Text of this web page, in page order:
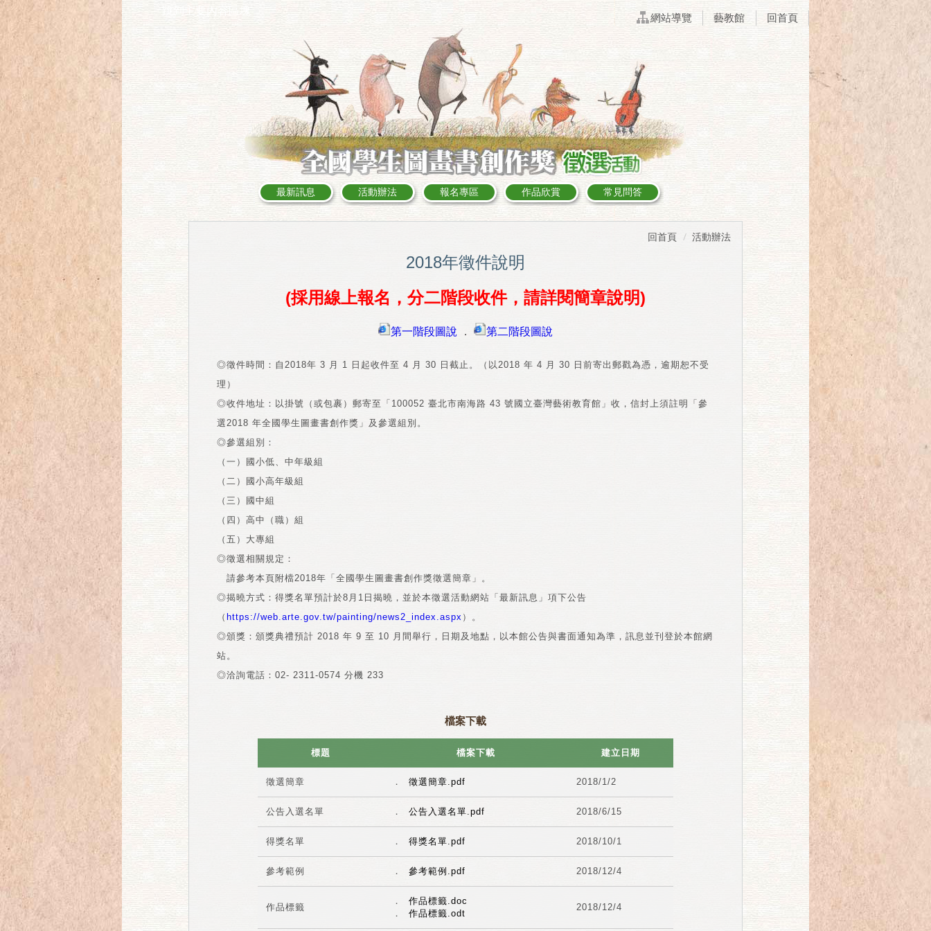
跳到主要內容區塊 網站導覽 藝教館 回首頁
::: 最新訊息 活動辦法 報名專區 作品欣賞 常見問答
回首頁 活動辦法
2018年徵件說明
(採用線上報名，分二階段收件，請詳閱簡章說明)
第一階段圖說 ． 第二階段圖說
◎徵件時間：自2018年 3 月 1 日起收件至 4 月 30 日截止。（以2018 年 4 月 30 日前寄出郵戳為憑，逾期恕不受
理）
◎收件地址：以掛號（或包裹）郵寄至「100052 臺北市南海路 43 號國立臺灣藝術教育館」收，信封上須註明「參
選2018 年全國學生圖畫書創作獎」及參選組別。
◎參選組別：
（一）國小低、中年級組
（二）國小高年級組
（三）國中組
（四）高中（職）組
（五）大專組
◎徵選相關規定：
請參考本頁附檔2018年「全國學生圖畫書創作獎徵選簡章」。
◎揭曉方式：得獎名單預計於8月1日揭曉，並於本徵選活動網站「最新訊息」項下公告
（ https://web.arte.gov.tw/painting/news2_index.aspx ）。
◎頒獎：頒獎典禮預計 2018 年 9 至 10 月間舉行，日期及地點，以本館公告與書面通知為準，訊息並刊登於本館網
站。
◎洽詢電話：02- 2311-0574 分機 233
檔案下載
標題 檔案下載 建立日期
徵選簡章 ． 徵選簡章.pdf 2018/1/2
公告入選名單 ． 公告入選名單.pdf 2018/6/15
得獎名單 ． 得獎名單.pdf 2018/10/1
參考範例 ． 參考範例.pdf 2018/12/4
作品標籤
．
作品標籤.doc
．
作品標籤.odt
2018/12/4